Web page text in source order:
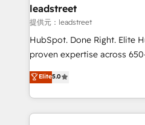
and technology for
growth. Our expertise spans
architecture, AI enablement,
delivered through our
Partner and ISO 27001:2022
we blend strategy,
leadstreet
提供元：leadstreet
HubSpot. Done Right. Elite
proven expertise across
implementations. With 12+ years of HubSpot
experience, we help you
to its fullest capacity,
website, or build your new
Elite5.0